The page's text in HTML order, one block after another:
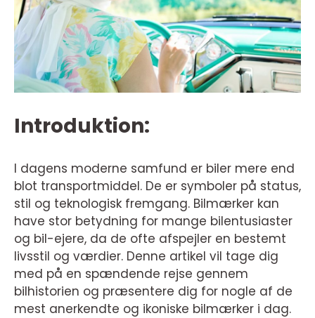
Introduktion:
I dagens moderne samfund er biler mere end
blot transportmiddel. De er symboler på status,
stil og teknologisk fremgang. Bilmærker kan
have stor betydning for mange bilentusiaster
og bil-ejere, da de ofte afspejler en bestemt
livsstil og værdier. Denne artikel vil tage dig
med på en spændende rejse gennem
bilhistorien og præsentere dig for nogle af de
mest anerkendte og ikoniske bilmærker i dag.